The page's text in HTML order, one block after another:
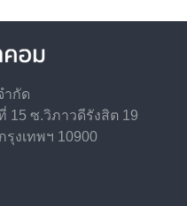
ำกัด
ซ.วิภาวดีรังสิต 19
รุงเทพฯ 10900